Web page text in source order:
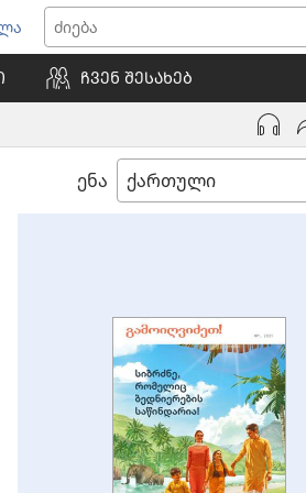
ᲩᲕᲔᲜ ᲨᲔᲡᲐᲮᲔᲑ
ენა